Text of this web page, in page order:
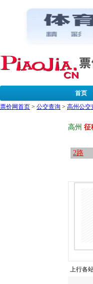
首页
票价网首页 > 公交查询 > 高州公交
高州 征
2路
上行各